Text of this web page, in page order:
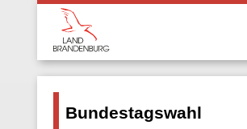
Bundestagswahl